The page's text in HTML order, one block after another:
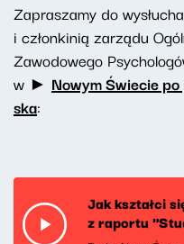
Zapraszamy do
i członkinią zarządu
Zawodowego
w ► Nowym Świecie po
ska:
Jak kształci
z raportu